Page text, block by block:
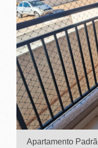
Apartamento